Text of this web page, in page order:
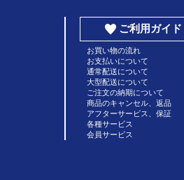
ご利用ガイド
お買い物の流れ
お支払いについて
通常配送について
大型配送について
ご注文の納期について
商品のキャンセル、返品
アフターサービス、保証
各種サービス
会員サービス